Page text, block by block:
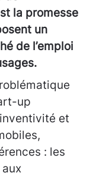
la promesse
un
de l’emploi
up
et
: les